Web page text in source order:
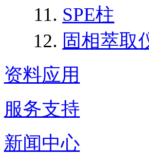
SPE柱
固相萃取
资料应用
服务支持
新闻中心